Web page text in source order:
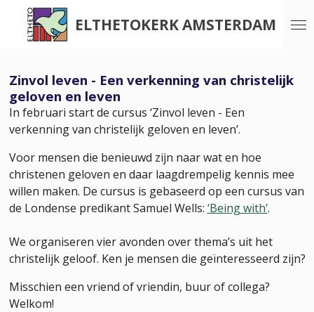
direct
hoofdinhoud
ELTHETOKERK AMSTERDAM
Zinvol leven - Een verkenning van christelijk
geloven en leven
In februari start de cursus ‘Zinvol leven - Een
verkenning van christelijk geloven en leven’.
Voor mensen die benieuwd zijn naar wat en hoe
christenen geloven en daar laagdrempelig kennis mee
willen maken. De cursus is gebaseerd op een cursus van
de Londense predikant Samuel Wells: ‘Being with’.
We organiseren vier avonden over thema’s uit het
christelijk geloof. Ken je mensen die geïnteresseerd zijn?
Misschien een vriend of vriendin, buur of collega?
Welkom!